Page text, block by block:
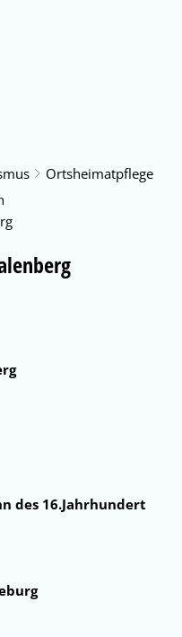
Ortsheimatpflege
des 16.Jahrhundert